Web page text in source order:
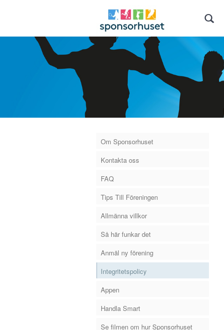
Om Sponsorhuset
Kontakta oss
FAQ
Tips Till Föreningen
Allmänna villkor
Så här funkar det
Anmäl ny förening
Integritetspolicy
Appen
Handla Smart
Se filmen om hur Sponsorhuset